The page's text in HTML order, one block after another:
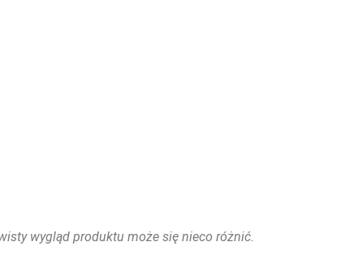
wygląd produktu może się nieco różnić.